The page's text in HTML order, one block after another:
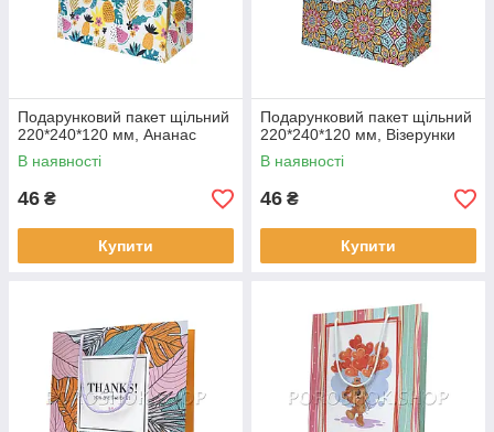
Подарунковий пакет щільний
220*240*120 мм, Ананас
В наявності
46 ₴
Купити
Подарунковий пакет щільний
220*240*120 мм, Візерунки
В наявності
46 ₴
Купити